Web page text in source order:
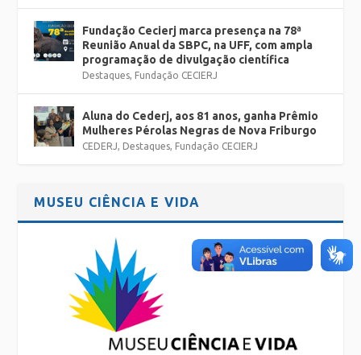
Fundação Cecierj marca presença na 78ª
Reunião Anual da SBPC, na UFF, com ampla
programação de divulgação científica
Destaques, Fundação CECIERJ
Aluna do Cederj, aos 81 anos, ganha Prêmio
Mulheres Pérolas Negras de Nova Friburgo
CEDERJ, Destaques, Fundação CECIERJ
MUSEU CIÊNCIA E VIDA